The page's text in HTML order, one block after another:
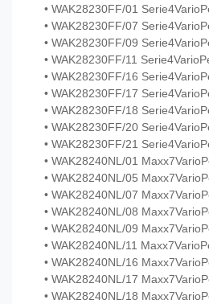
• WAK28230FF/01
• WAK28230FF/07
• WAK28230FF/09
• WAK28230FF/11
• WAK28230FF/16
• WAK28230FF/17
• WAK28230FF/18
• WAK28230FF/20
• WAK28230FF/21
• WAK28240NL/01
• WAK28240NL/05
• WAK28240NL/07
• WAK28240NL/08
• WAK28240NL/09
• WAK28240NL/11
• WAK28240NL/16
• WAK28240NL/17
• WAK28240NL/18